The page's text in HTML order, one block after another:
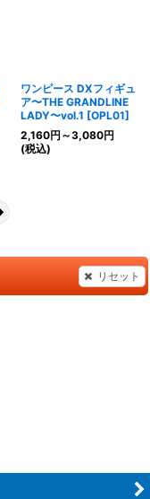
ワンピース DXフィギュ
ア〜THE GRANDLINE
LADY〜vol.1 [OPL01]
2,160円 ～3,080円
(税込)
リセット